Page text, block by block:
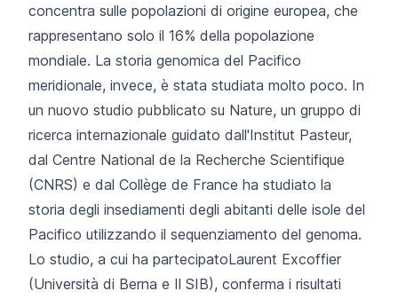
concentra sulle popolazioni di origine europea, che
rappresentano solo il 16% della popolazione
mondiale. La storia genomica del Pacifico
meridionale, invece, è stata studiata molto poco. In
un nuovo studio pubblicato su Nature, un gruppo di
ricerca internazionale guidato dall'Institut Pasteur,
dal Centre National de la Recherche Scientifique
(CNRS) e dal Collège de France ha studiato la
storia degli insediamenti degli abitanti delle isole del
Pacifico utilizzando il sequenziamento del genoma.
Lo studio, a cui ha partecipatoLaurent Excoffier
(Università di Berna e Il SIB), conferma i risultati